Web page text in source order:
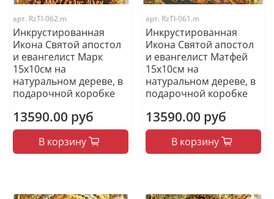
арт. RzTI-062.m
Инкрустированная
Икона Святой апостол
и евангелист Марк
15х10см на
натуральном дереве, в
подарочной коробке
13590.00 руб
В корзину
арт. RzTI-061.m
Инкрустированная
Икона Святой апостол
и евангелист Матфей
15х10см на
натуральном дереве, в
подарочной коробке
13590.00 руб
В корзину